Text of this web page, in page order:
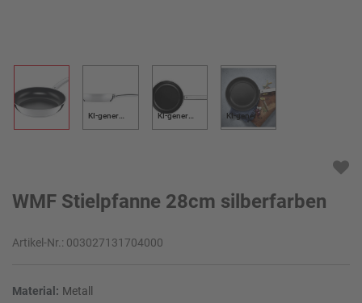
KI-generiert KI-generiert KI-generiert
WMF Stielpfanne 28cm silberfarben
Artikel-Nr.: 003027131704000
Material: Metall